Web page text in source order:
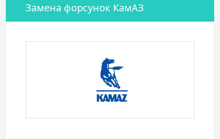
Замена форсунок КамАЗ